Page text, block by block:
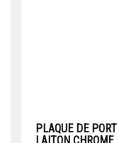
PLAQUE DE